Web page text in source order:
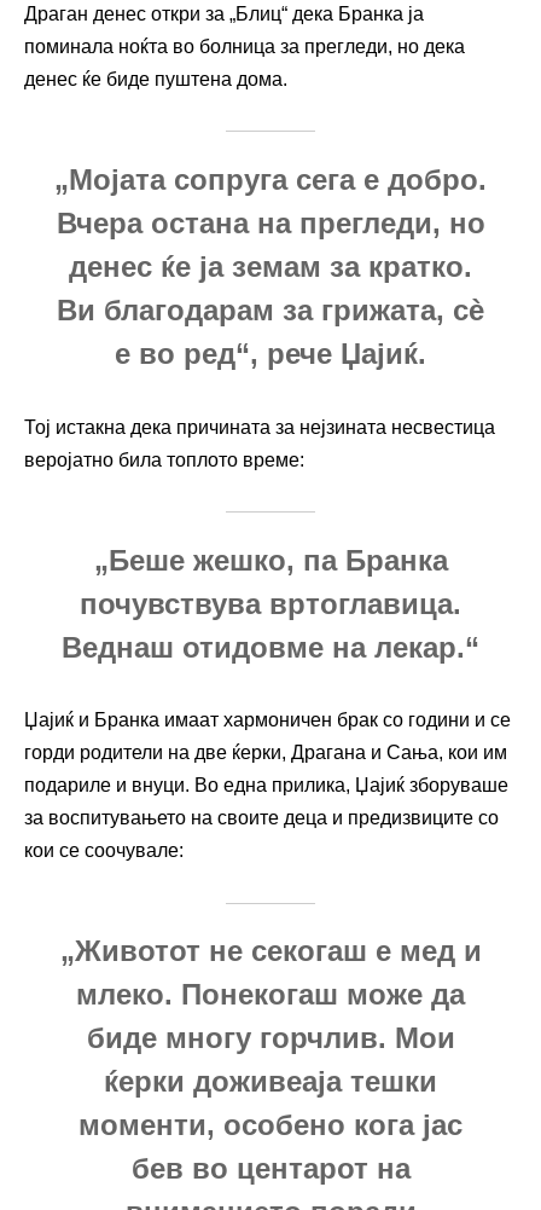
Драган денес откри за „Блиц“ дека Бранка ја
поминала ноќта во болница за прегледи, но дека
денес ќе биде пуштена дома.
„Мојата сопруга сега е добро.
Вчера остана на прегледи, но
денес ќе ја земам за кратко.
Ви благодарам за грижата, сè
е во ред“, рече Џајиќ.
Тој истакна дека причината за нејзината несвестица
веројатно била топлото време:
„Беше жешко, па Бранка
почувствува вртоглавица.
Веднаш отидовме на лекар.“
Џајиќ и Бранка имаат хармоничен брак со години и се
горди родители на две ќерки, Драгана и Сања, кои им
подариле и внуци. Во една прилика, Џајиќ зборуваше
за воспитувањето на своите деца и предизвиците со
кои се соочувале:
„Животот не секогаш е мед и
млеко. Понекогаш може да
биде многу горчлив. Мои
ќерки доживеаја тешки
моменти, особено кога јас
бев во центарот на